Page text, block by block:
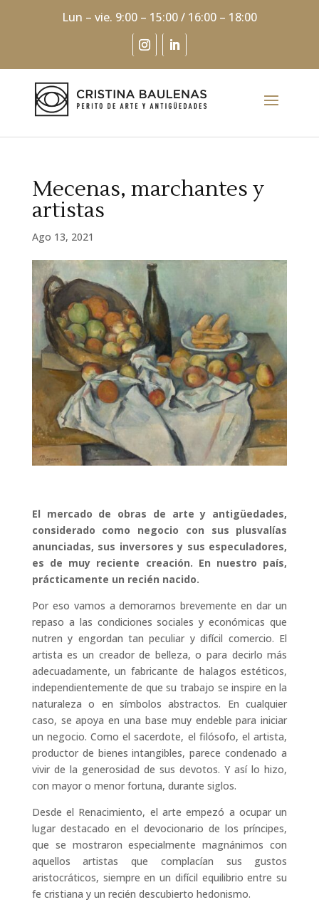
Lun – vie. 9:00 – 15:00 / 16:00 – 18:00
Mecenas, marchantes y
artistas
Ago 13, 2021
El mercado de obras de arte y antigüedades,
considerado como negocio con sus plusvalías
anunciadas, sus inversores y sus especuladores,
es de muy reciente creación. En nuestro país,
prácticamente un recién nacido.
Por eso vamos a demorarnos brevemente en dar un
repaso a las condiciones sociales y económicas que
nutren y engordan tan peculiar y difícil comercio. El
artista es un creador de belleza, o para decirlo más
adecuadamente, un fabricante de halagos estéticos,
independientemente de que su trabajo se inspire en la
naturaleza o en símbolos abstractos. En cualquier
caso, se apoya en una base muy endeble para iniciar
un negocio. Como el sacerdote, el filósofo, el artista,
productor de bienes intangibles, parece condenado a
vivir de la generosidad de sus devotos. Y así lo hizo,
con mayor o menor fortuna, durante siglos.
Desde el Renacimiento, el arte empezó a ocupar un
lugar destacado en el devocionario de los príncipes,
que se mostraron especialmente magnánimos con
aquellos artistas que complacían sus gustos
aristocráticos, siempre en un difícil equilibrio entre su
fe cristiana y un recién descubierto hedonismo.